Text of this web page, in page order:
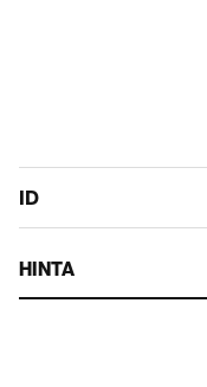
ID
HINTA